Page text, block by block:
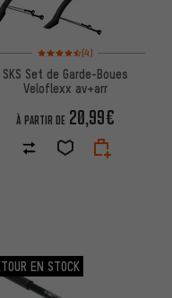
avis
Note moyenne : 4,5 sur 5
(4)
SKS Set de Garde-Boues
Veloflexx av+arr
À PARTIR DE 20,99€
EN STOCK